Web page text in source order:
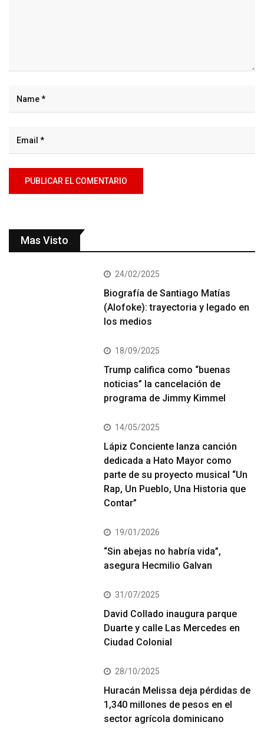
Mas Visto
24/02/2025
Biografía de Santiago Matías
(Alofoke): trayectoria y legado en
los medios
18/09/2025
Trump califica como “buenas
noticias” la cancelación de
programa de Jimmy Kimmel
14/05/2025
Lápiz Conciente lanza canción
dedicada a Hato Mayor como
parte de su proyecto musical “Un
Rap, Un Pueblo, Una Historia que
Contar”
19/01/2026
“Sin abejas no habría vida”,
asegura Hecmilio Galvan
31/07/2025
David Collado inaugura parque
Duarte y calle Las Mercedes en
Ciudad Colonial
28/10/2025
Huracán Melissa deja pérdidas de
1,340 millones de pesos en el
sector agrícola dominicano